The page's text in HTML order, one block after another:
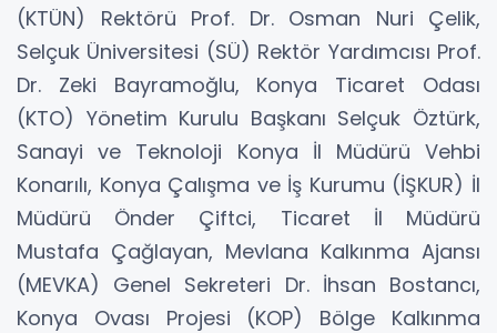
(KTÜN) Rektörü Prof. Dr. Osman Nuri Çelik,
Selçuk Üniversitesi (SÜ) Rektör Yardımcısı Prof.
Dr. Zeki Bayramoğlu, Konya Ticaret Odası
(KTO) Yönetim Kurulu Başkanı Selçuk Öztürk,
Sanayi ve Teknoloji Konya İl Müdürü Vehbi
Konarılı, Konya Çalışma ve İş Kurumu (İŞKUR) İl
Müdürü Önder Çiftci, Ticaret İl Müdürü
Mustafa Çağlayan, Mevlana Kalkınma Ajansı
(MEVKA) Genel Sekreteri Dr. İhsan Bostancı,
Konya Ovası Projesi (KOP) Bölge Kalkınma